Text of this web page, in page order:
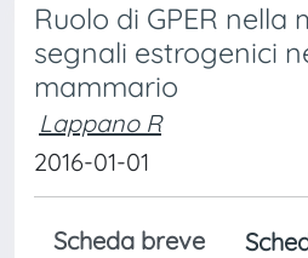
Ruolo di GPER nella
segnali estrogenici
mammario
Lappano R
2016-01-01
Scheda breve